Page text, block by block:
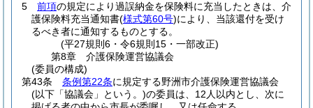
5
前項の規定により過誤納金を保険料に充当したときは、介
護保険料充当通知書(様式第60号)により、当該還付を受け
るべき者に通知するものとする。
(平27規則6・令6規則15・一部改正)
第8章
介護保険運営協議会
(委員の構成)
第43条
条例第22条に規定する野洲市介護保険運営協議会
(以下「協議会」という。)の委員は、12人以内とし、次に